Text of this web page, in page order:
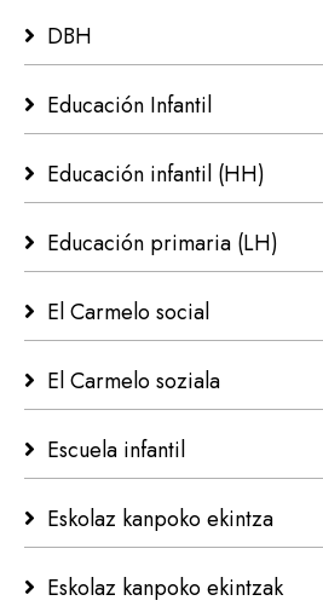
DBH
Educación Infantil
Educación infantil (HH)
Educación primaria (LH)
El Carmelo social
El Carmelo soziala
Escuela infantil
Eskolaz kanpoko ekintza
Eskolaz kanpoko ekintzak